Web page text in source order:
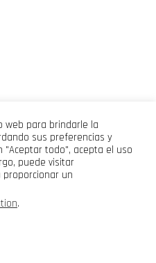
web para brindarle la
sus preferencias y
"Aceptar todo", acepta el uso
puede visitar
proporcionar un
.